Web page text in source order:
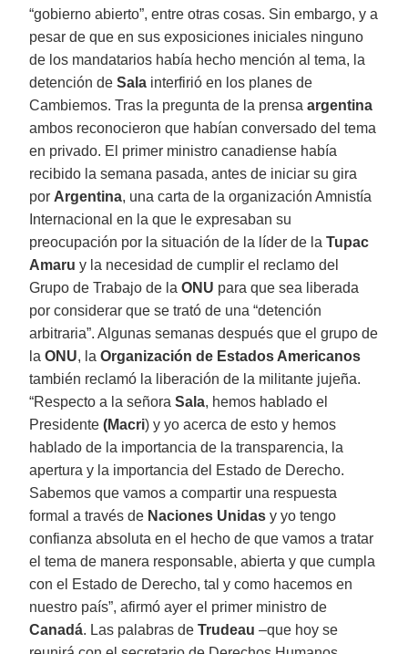
“gobierno abierto”, entre otras cosas. Sin embargo, y a
pesar de que en sus exposiciones iniciales ninguno
de los mandatarios había hecho mención al tema, la
detención deSala interfirió en los planes de
Cambiemos. Tras la pregunta de la prensaargentina
ambos reconocieron que habían conversado del tema
en privado. El primer ministro canadiense había
recibido la semana pasada, antes de iniciar su gira
por Argentina, una carta de la organización Amnistía
Internacional en la que le expresaban su
preocupación por la situación de la líder de laTupac
Amaru y la necesidad de cumplir el reclamo del
Grupo de Trabajo de laONU para que sea liberada
por considerar que se trató de una “detención
arbitraria”. Algunas semanas después que el grupo de
laONU, la Organización de Estados Americanos
también reclamó la liberación de la militante jujeña.
“Respecto a la señoraSala, hemos hablado el
Presidente(Macri) y yo acerca de esto y hemos
hablado de la importancia de la transparencia, la
apertura y la importancia del Estado de Derecho.
Sabemos que vamos a compartir una respuesta
formal a través de Naciones Unidas y yo tengo
confianza absoluta en el hecho de que vamos a tratar
el tema de manera responsable, abierta y que cumpla
con el Estado de Derecho, tal y como hacemos en
nuestro país”, afirmó ayer el primer ministro de
Canadá. Las palabras deTrudeau –que hoy se